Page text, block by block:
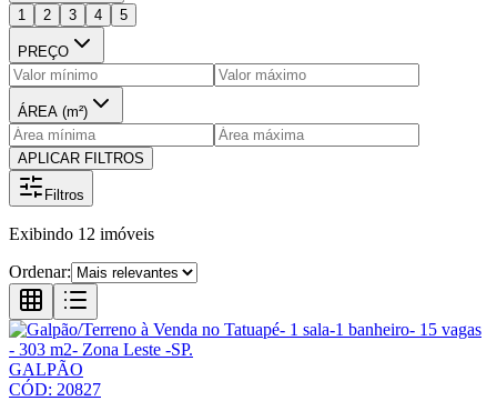
1
2 3 4 5
PREÇO
ÁREA (m²)
APLICAR FILTROS
Filtros
Exibindo 12 imóveis
Ordenar:
GALPÃO
CÓD: 20827